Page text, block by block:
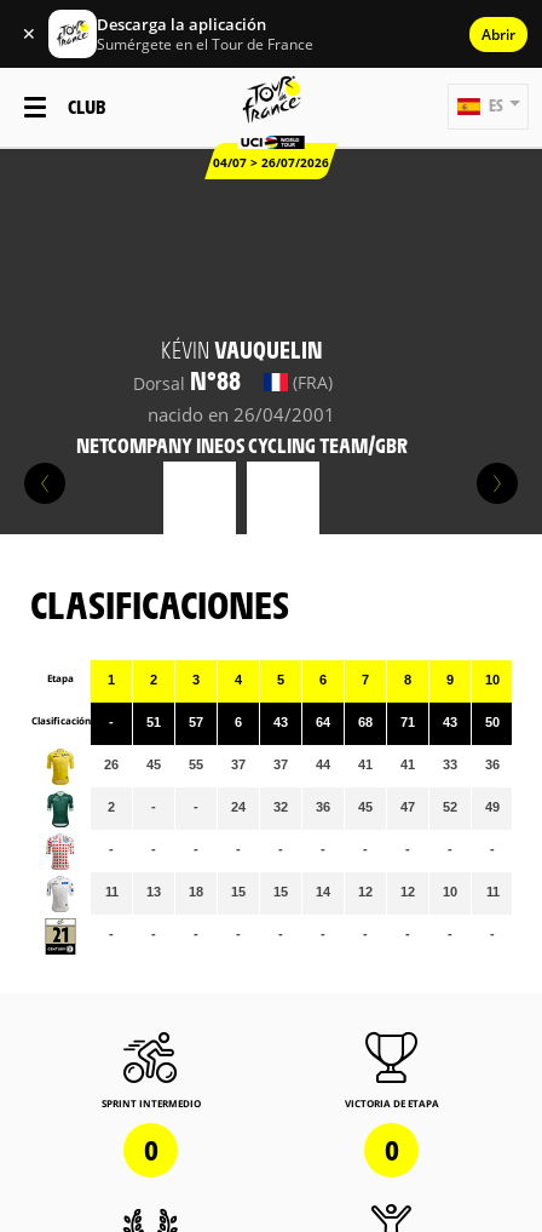
✕ Descarga la aplicación
Sumérgete en el Tour de France Abrir
CLUB
04/07 > 26/07/2026
ES
KÉVIN VAUQUELIN
Dorsal N°88 (FRA)
nacido en 26/04/2001
NETCOMPANY INEOS CYCLING TEAM/GBR
CLASIFICACIONES
Etapa
Clasificación
1
-
26
2
-
11
-
2
51
45
-
-
13
-
3
57
55
-
-
18
-
4
6
37
24
-
15
-
5
43
37
32
-
15
-
6
64
44
36
-
14
-
7
68
41
45
-
12
-
8
71
41
47
-
12
-
9
43
33
52
-
10
-
10
50
36
49
-
11
-
SPRINT INTERMEDIO
0
VICTORIA DE ETAPA
0